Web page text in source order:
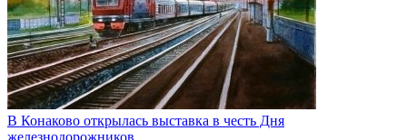
В Конаково открылась выставка в честь Дня
железнодорожников